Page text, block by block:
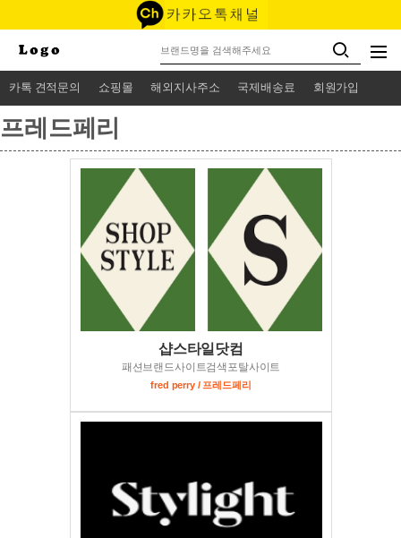
카톡 견적문의 쇼핑몰 해외지사주소 국제배송료 회원가입
프레드페리
샵스타일닷컴
패션브랜드사이트검색포탈사이트
fred perry / 프레드페리